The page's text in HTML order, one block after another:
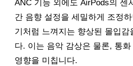
ANC 기능 외에도 AirPods의 센
간 음향 설정을 세밀하게 조정하
기처럼 느껴지는 향상된 몰입감
다. 이는 음악 감상은 물론, 통
영향을 미칩니다.